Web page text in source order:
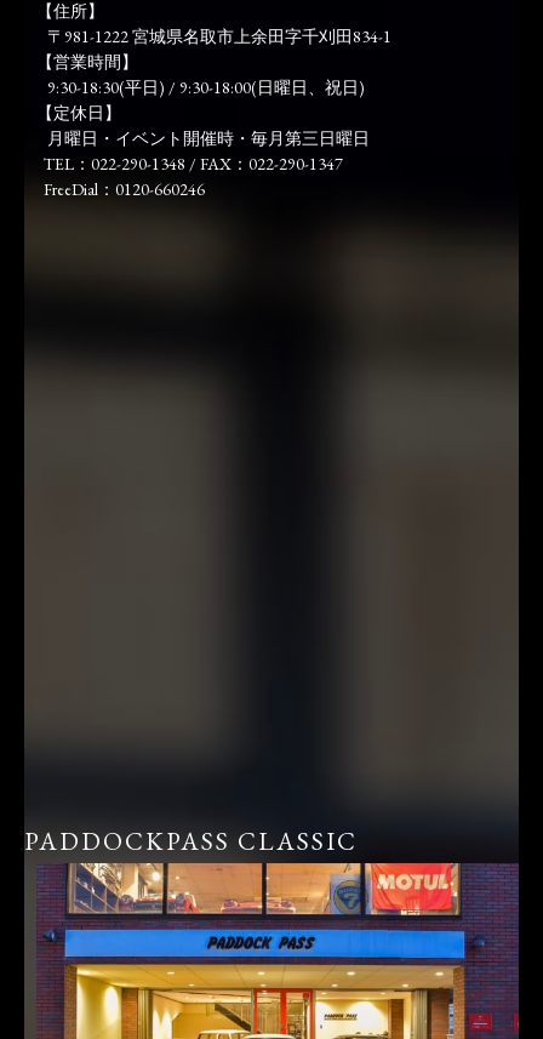
【住所】
〒981-1222 宮城県名取市上余田字千刈田834-1
【営業時間】
9:30-18:30(平日) / 9:30-18:00(日曜日、祝日)
【定休日】
月曜日・イベント開催時・毎月第三日曜日
TEL：022-290-1348 / FAX：022-290-1347
FreeDial：0120-660246
PADDOCKPASS CLASSIC